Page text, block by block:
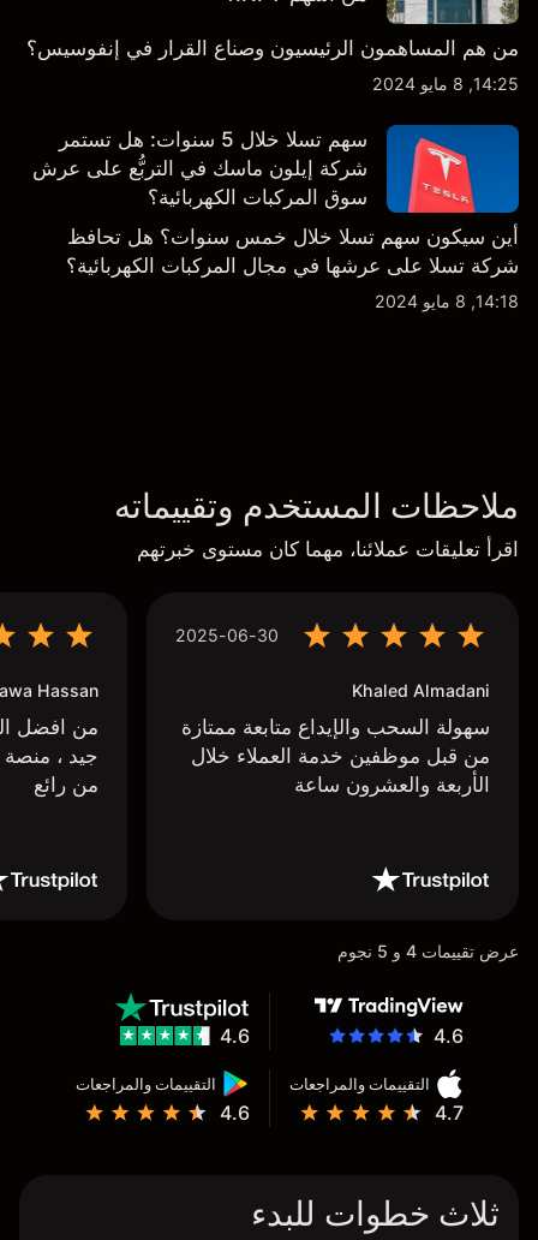
من هم المساهمون الرئيسيون وصناع القرار في إنفوسيس؟
14:25, 8 مايو 2024
سهم تسلا خلال 5 سنوات: هل تستمر
شركة إيلون ماسك في التربُّع على عرش
سوق المركبات الكهربائية؟
أين سيكون سهم تسلا خلال خمس سنوات؟ هل تحافظ
شركة تسلا على عرشها في مجال المركبات الكهربائية؟
14:18, 8 مايو 2024
ملاحظات المستخدم وتقييماته
اقرأ تعليقات عملائنا، مهما كان مستوى خبرتهم
2025-06-30
Khaled Almadani
سهولة السحب والإيداع متابعة ممتازة
من قبل موظفين خدمة العملاء خلال
الأربعة والعشرون ساعة
Hassan
من افضل
جيد ،
من رائع
عرض تقييمات 4 و 5 نجوم
4.6
التقييمات والمراجعات
4.7
التقييمات والمراجعات
4.6
4.6
ثلاث خطوات للبدء